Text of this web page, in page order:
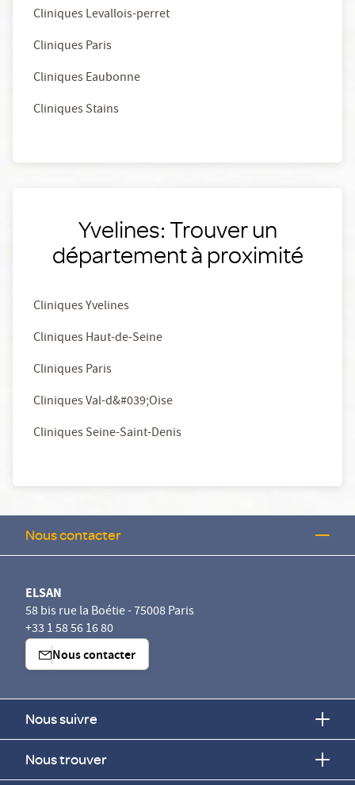
Cliniques Levallois-perret
Cliniques Paris
Cliniques Eaubonne
Cliniques Stains
Yvelines: Trouver un
département à proximité
Cliniques Yvelines
Cliniques Haut-de-Seine
Cliniques Paris
Cliniques Val-d&#039;Oise
Cliniques Seine-Saint-Denis
Nous contacter
ELSAN
58 bis rue la Boétie - 75008 Paris
+33 1 58 56 16 80
Nous contacter
Nous suivre
Nous trouver